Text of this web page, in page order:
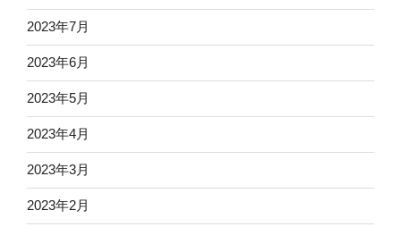
2023年7月
2023年6月
2023年5月
2023年4月
2023年3月
2023年2月